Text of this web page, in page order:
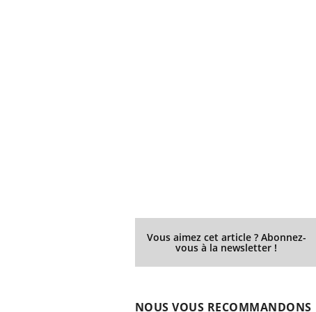
Vous aimez cet article ? Abonnez-
vous à la newsletter !
NOUS VOUS RECOMMANDONS